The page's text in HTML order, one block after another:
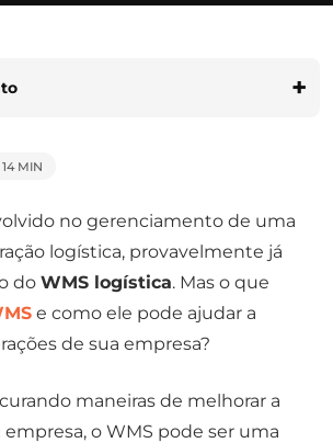
MIN
no gerenciamento de uma
logística, provavelmente já
do WMS logística. Mas o que
e como ele pode ajudar a
de sua empresa?
maneiras de melhorar a
o WMS pode ser uma